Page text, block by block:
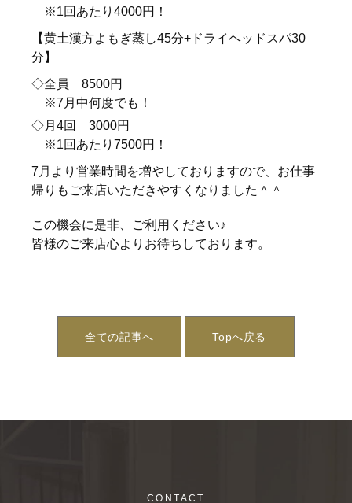
※1回あたり4000円！
【黄土漢方よもぎ蒸し45分+ドライヘッドスパ30
分】
◇全員 8500円
※7月中何度でも！
◇月4回 3000円
※1回あたり7500円！
7月より営業時間を増やしておりますので、お仕事
帰りもご来店いただきやすくなりました＾＾
この機会に是非、ご利用ください♪
皆様のご来店心よりお待ちしております。
全ての記事へ Topへ戻る